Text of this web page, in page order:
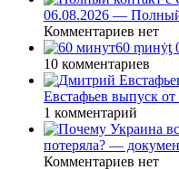
06.08.2026 —
Комментариев нет
60 ṃинẏƫ
10 комментариев
Евстафьев выпуск
1 комментарий
потеряла? —
Комментариев нет